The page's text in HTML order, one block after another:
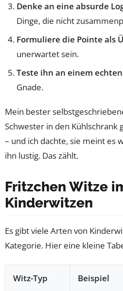
Denke an eine absurde
Dinge, die nicht
Formuliere die Pointe als
unerwartet sein.
Teste ihn an einem
Gnade.
Mein bester
Schwester in den Kühlschrank
– und ich dachte, sie meint es
ihn lustig. Das zählt.
Fritzchen Witze
Kinderwitzen
Es gibt viele Arten von
Kategorie. Hier eine kleine
Witz-Typ Beispiel